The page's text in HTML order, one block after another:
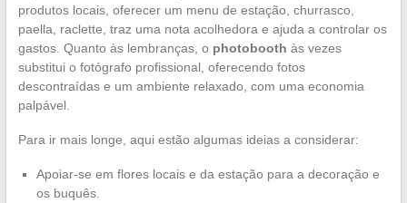
produtos locais, oferecer um menu de estação, churrasco,
paella, raclette, traz uma nota acolhedora e ajuda a controlar os
gastos. Quanto às lembranças, o photobooth às vezes
substitui o fotógrafo profissional, oferecendo fotos
descontraídas e um ambiente relaxado, com uma economia
palpável.
Para ir mais longe, aqui estão algumas ideias a considerar:
Apoiar-se em flores locais e da estação para a decoração e
os buquês.